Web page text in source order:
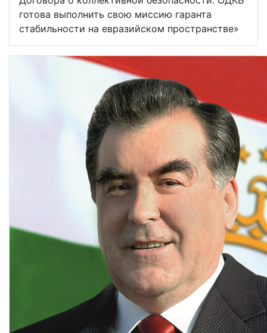
готова выполнить свою миссию гаранта
стабильности на евразийском пространстве»